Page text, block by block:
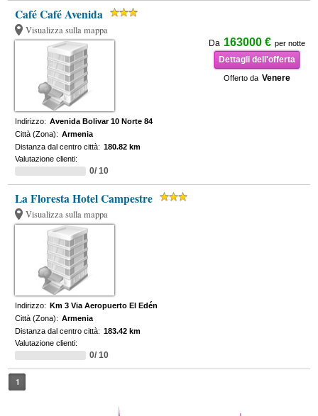
Café Café Avenida
Visualizza sulla mappa
Da 163000 € per notte
Dettagli dell'offerta
Offerto da Venere
Indirizzo: Avenida Bolivar 10 Norte 84
Città (Zona): Armenia
Distanza dal centro città: 180.82 km
Valutazione clienti:
0/ 10
La Floresta Hotel Campestre
Visualizza sulla mappa
Indirizzo: Km 3 Via Aeropuerto El Edén
Città (Zona): Armenia
Distanza dal centro città: 183.42 km
Valutazione clienti:
0/ 10
1